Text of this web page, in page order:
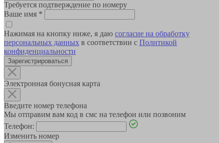
Требуется подтверждение по номеру
Ваше имя *
Нажимая на кнопку ниже, я даю согласие на обработку
персональных данных в соответствии с Политикой
конфиденциальности
Зарегистрироваться
Электронная бонусная карта
Введите номер телефона
Мы отправим вам код в смс на телефон или позвоним
Телефон:
Изменить номер